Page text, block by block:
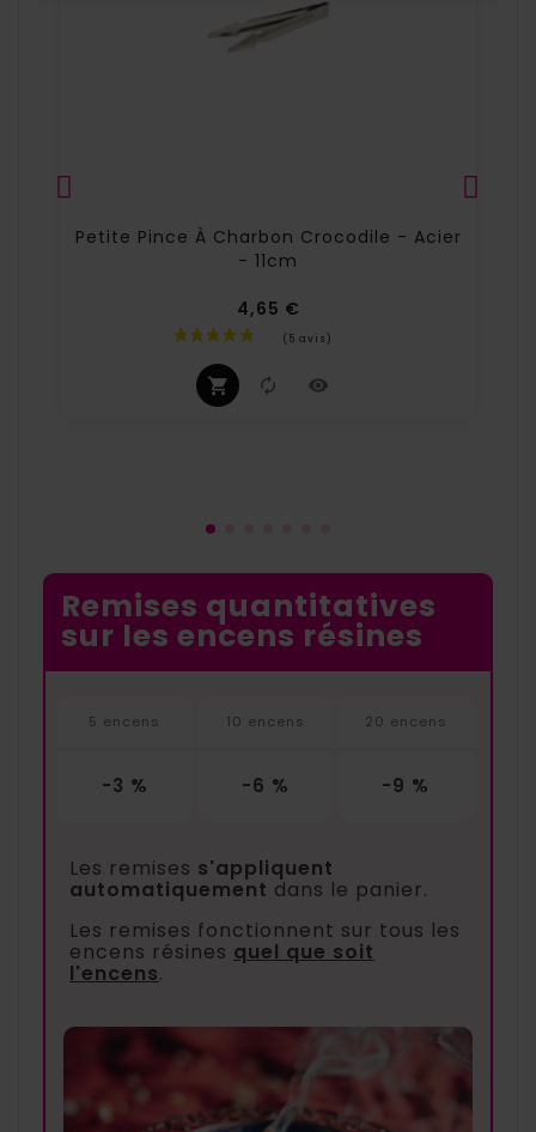
Petite Pince À Charbon Crocodile - Acier
- 11cm
4,65 €
Remises quantitatives
sur les encens résines
5 encens
-3 %
10 encens
-6 %
20 encens
-9 %
Les remises s'appliquent
automatiquement dans le panier.
Les remises fonctionnent sur tous les
encens résines quel que soit
l'encens.